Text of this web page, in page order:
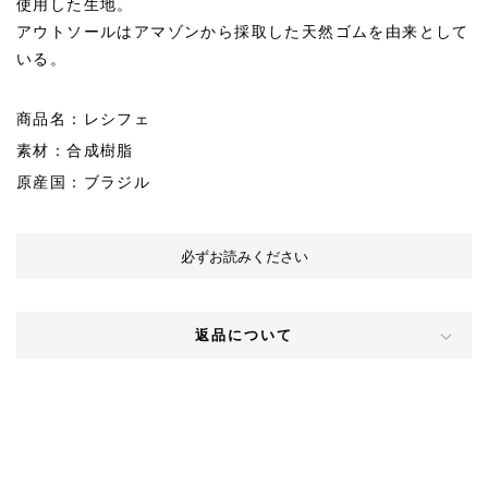
使用した生地。
アウトソールはアマゾンから採取した天然ゴムを由来として
いる。
商品名：レシフェ
素材：合成樹脂
原産国：ブラジル
必ずお読みください
返品について